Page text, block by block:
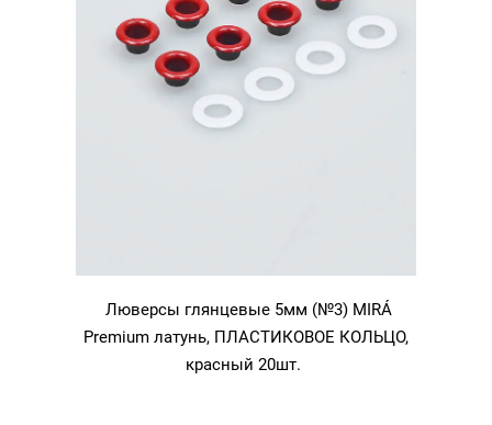
Люверсы глянцевые 5мм (№3) MIRÁ
Premium латунь, ПЛАСТИКОВОЕ КОЛЬЦО,
красный 20шт.